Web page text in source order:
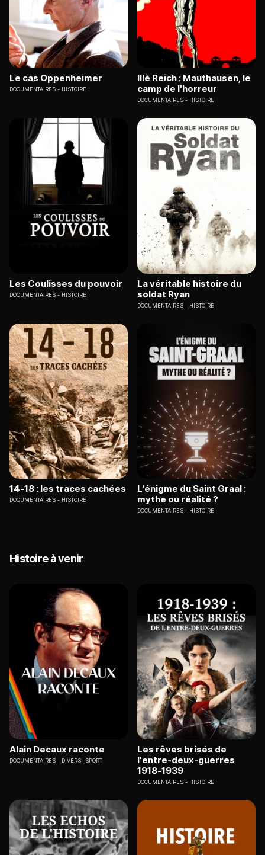
Le cas Oppenheimer
DOCUMENTAIRES HISTOIRE
IIIè Reich : Mauthausen, le
camp de l'horreur
DOCUMENTAIRES HISTOIRE
Les Coulisses du pouvoir
DOCUMENTAIRES HISTOIRE
La véritable histoire du
soldat Ryan
DOCUMENTAIRES HISTOIRE
14-18 : les traces cachées
DOCUMENTAIRES HISTOIRE
L'énigme du Saint Graal :
mythe ou réalité ?
DOCUMENTAIRES HISTOIRE
Histoire à venir
Alain Decaux raconte
DOCUMENTAIRES DIVERS- SPORT
Les rêves brisés de
l'entre-deux-guerres
1918-1939
DOCUMENTAIRES HISTOIRE